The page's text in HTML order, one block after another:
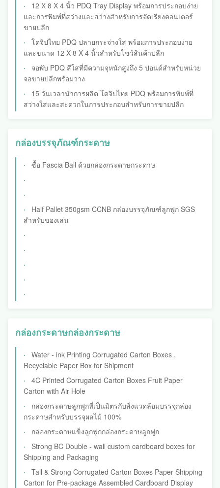
12 X 8 X 4 นิ้ว PDQ Tray Display พร้อมการประกอบง่าย
และการพิมพ์ที่สว่างและสว่างสําหรับการจัดเรียงคอนเตอร์
ขายปลีก
โดจิปไทย PDQ ปลายกระจ่างใส พร้อมการประกอบง่าย
และขนาด 12 X 8 X 4 นิ้วสําหรับโชว์สินค้าปลีก
จอพับ PDQ สีใสที่มีความจุหนักสูงถึง 5 ปอนด์สําหรับหน่วย
จอขายปลีกพร้อมวาง
15 วันเวลานําการผลิต โดจิปไทย PDQ พร้อมการพิมพ์ที่
สว่างใสและสะดวกในการประกอบสําหรับการขายปลีก
กล่องบรรจุภัณฑ์กระดาษ
ซื้อ Fascia Ball ด้วยกล่องกระดาษกระดาษ
Half Pallet 350gsm CCNB กล่องบรรจุภัณฑ์ลูกฟูก SGS
สำหรับของเล่น
กล่องกระดาษกล่องกระดาษ
Water - ink Printing Corrugated Carton Boxes ,
Recyclable Paper Box for Shipment
4C Printed Corrugated Carton Boxes Fruit Paper
Carton with Air Hole
กล่องกระดาษลูกฟูกที่เป็นมิตรกับสิ่งแวดล้อมบรรจุกล่อง
กระดาษสำหรับบรรจุผลไม้ 100%
กล่องกระดาษแข็งลูกฟูกกล่องกระดาษลูกฟูก
Strong BC Double - wall custom cardboard boxes for
Shipping and Packaging
Tall & Strong Corrugated Carton Boxes Paper Shipping
Carton for Pre-package Assembled Cardboard Display